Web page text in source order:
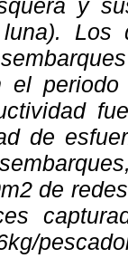
Los
el
de
de